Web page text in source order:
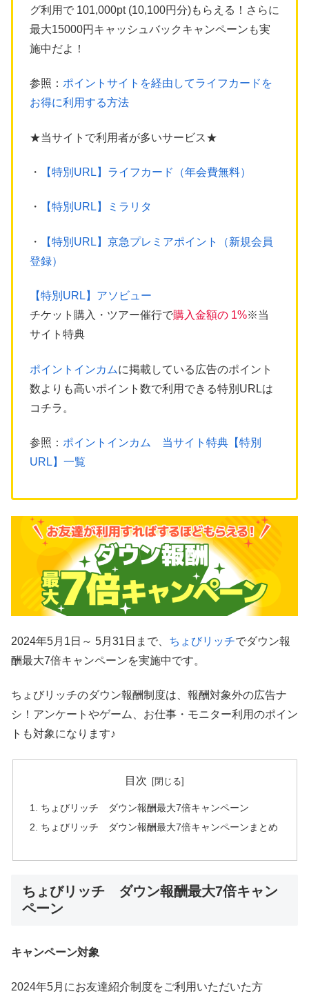
グ利用で 101,000pt (10,100円分)もらえる！さらに
最大15000円キャッシュバックキャンペーンも実
施中だよ！
参照： ポイントサイトを経由してライフカードを
お得に利用する方法
★当サイトで利用者が多いサービス★
・ 【特別URL】ライフカード（年会費無料）
・ 【特別URL】ミラリタ
・
【特別URL】京急プレミアポイント（新規会員
登録）
【特別URL】アソビュー
チケット購入・ツアー催行で購入金額の 1%※当
サイト特典
ポイントインカムに掲載している広告のポイント
数よりも高いポイント数で利用できる特別URLは
コチラ。
参照： ポイントインカム 当サイト特典【特別
URL】一覧
2024年5月1日～ 5月31日まで、 ちょびリッチでダウン報
酬最大7倍キャンペーンを実施中です。
ちょびリッチのダウン報酬制度は、報酬対象外の広告ナ
シ！アンケートやゲーム、お仕事・モニター利用のポイン
トも対象になります♪
目次
ちょびリッチ ダウン報酬最大7倍キャンペーン
ちょびリッチ ダウン報酬最大7倍キャンペーンまとめ
ちょびリッチ ダウン報酬最大7倍キャン
ペーン
キャンペーン対象
2024年5月にお友達紹介制度をご利用いただいた方